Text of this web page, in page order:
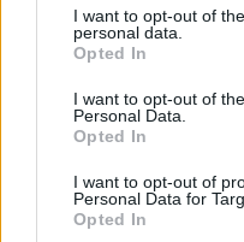
I want to opt-out of
personal data.
Opted In
I want to opt-out of
Personal Data.
Opted In
I want to opt-out of
Personal Data for
Opted In
CICOLONE LATINO
JLo e Shakira da
Bowl
09/02/2020
DUETTO A SORPRESA